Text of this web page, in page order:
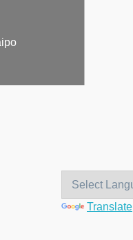
Translate